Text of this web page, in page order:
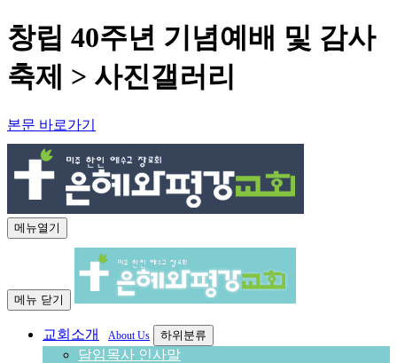
창립 40주년 기념예배 및 감사
축제 > 사진갤러리
본문 바로가기
메뉴열기
메뉴 닫기
교회소개 About Us 하위분류
담임목사 인사말